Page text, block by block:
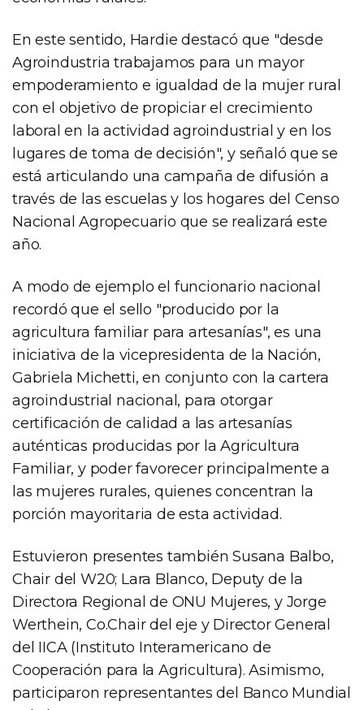
En este sentido, Hardie destacó que "desde
Agroindustria trabajamos para un mayor
empoderamiento e igualdad de la mujer rural
con el objetivo de propiciar el crecimiento
laboral en la actividad agroindustrial y en los
lugares de toma de decisión", y señaló que se
está articulando una campaña de difusión a
través de las escuelas y los hogares del Censo
Nacional Agropecuario que se realizará este
año.
A modo de ejemplo el funcionario nacional
recordó que el sello "producido por la
agricultura familiar para artesanías", es una
iniciativa de la vicepresidenta de la Nación,
Gabriela Michetti, en conjunto con la cartera
agroindustrial nacional, para otorgar
certificación de calidad a las artesanías
auténticas producidas por la Agricultura
Familiar, y poder favorecer principalmente a
las mujeres rurales, quienes concentran la
porción mayoritaria de esta actividad.
Estuvieron presentes también Susana Balbo,
Chair del W20; Lara Blanco, Deputy de la
Directora Regional de ONU Mujeres, y Jorge
Werthein, Co.Chair del eje y Director General
del IICA (Instituto Interamericano de
Cooperación para la Agricultura). Asimismo,
participaron representantes del Banco Mundial